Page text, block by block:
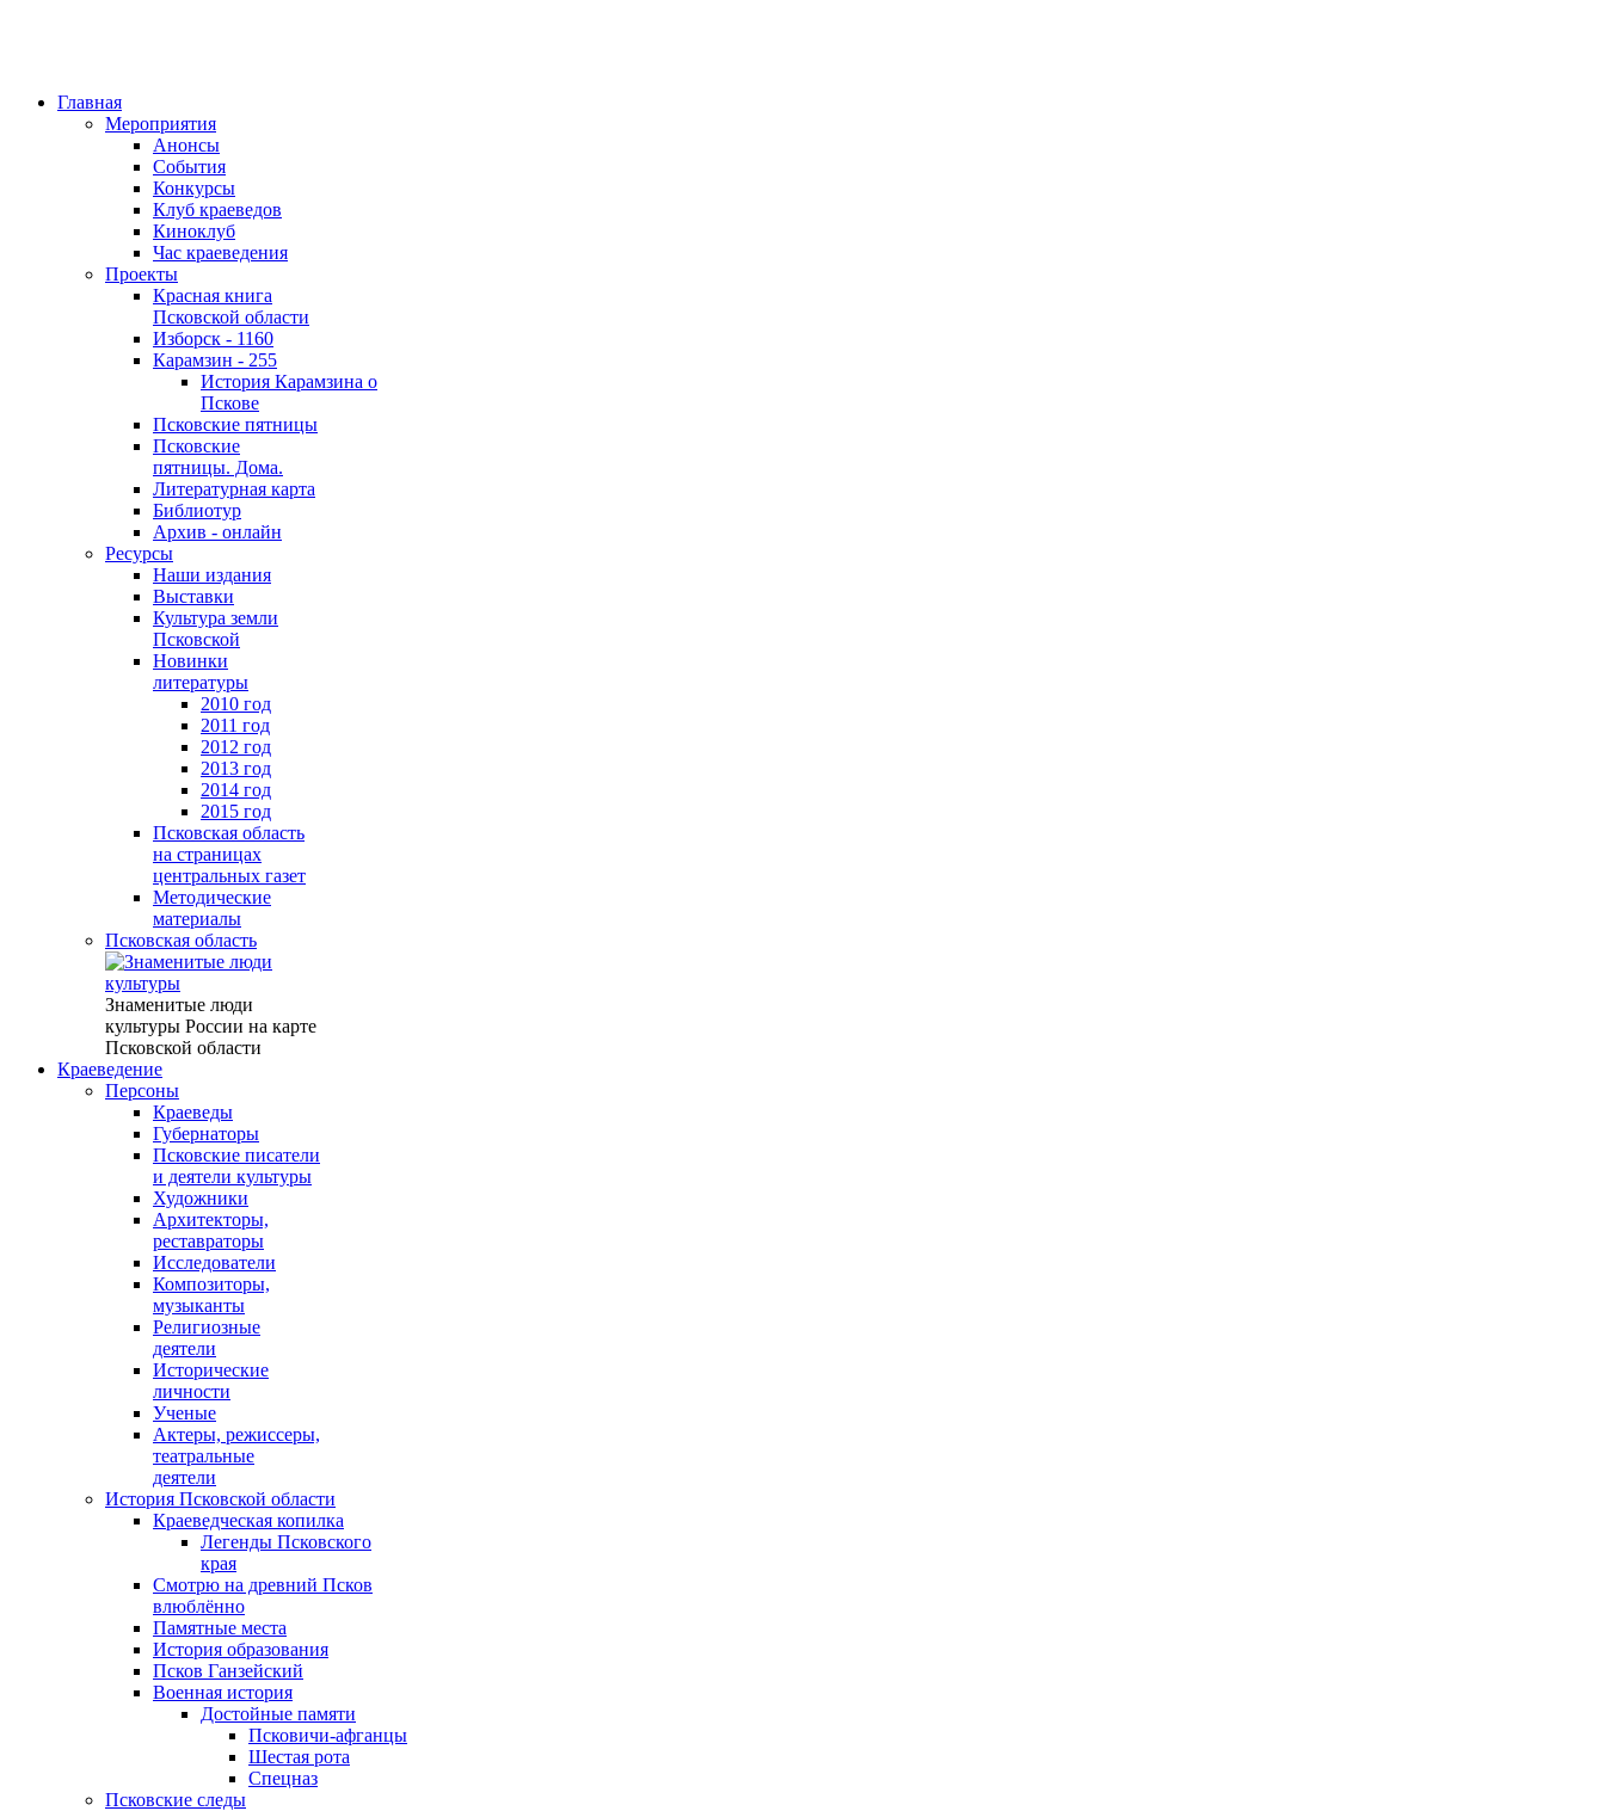
Главная
Мероприятия
Анонсы
События
Конкурсы
Клуб краеведов
Киноклуб
Час краеведения
Проекты
Красная книга
Псковской области
Изборск - 1160
Карамзин - 255
История Карамзина о
Пскове
Псковские пятницы
Псковские
пятницы. Дома.
Литературная карта
Библиотур
Архив - онлайн
Ресурсы
Наши издания
Выставки
Культура земли
Псковской
Новинки
литературы
2010 год
2011 год
2012 год
2013 год
2014 год
2015 год
Псковская область
на страницах
центральных газет
Методические
материалы
Псковская область
Знаменитые люди
культуры России на карте
Псковской области
Краеведение
Персоны
Краеведы
Губернаторы
Псковские писатели
и деятели культуры
Художники
Архитекторы,
реставраторы
Исследователи
Композиторы,
музыканты
Религиозные
деятели
Исторические
личности
Ученые
Актеры, режиссеры,
театральные
деятели
История Псковской области
Краеведческая копилка
Легенды Псковского
края
Смотрю на древний Псков
влюблённо
Памятные места
История образования
Псков Ганзейский
Военная история
Достойные памяти
Псковичи-афганцы
Шестая рота
Спецназ
Псковские следы